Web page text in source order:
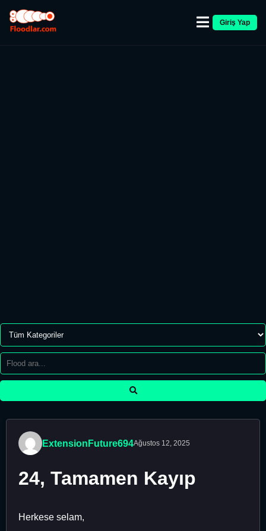
Giriş Yap
ExtensionFuture694Ağustos 12, 2025
24, Tamamen Kayıp
Herkese selam,